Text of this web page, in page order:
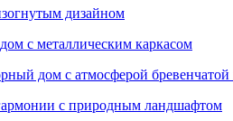
дизайном
с металлическим каркасом
дом с атмосферой
с природным ландшафтом